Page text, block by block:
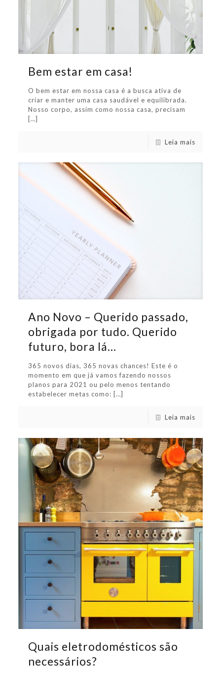
Bem estar em casa!
O bem estar em nossa casa é a busca ativa de
criar e manter uma casa saudável e equilibrada.
Nosso corpo, assim como nossa casa, precisam
[…]
Leia mais
Ano Novo – Querido passado,
obrigada por tudo. Querido
futuro, bora lá…
365 novos dias, 365 novas chances! Este é o
momento em que já vamos fazendo nossos
planos para 2021 ou pelo menos tentando
estabelecer metas como: […]
Leia mais
Quais eletrodomésticos são
necessários?